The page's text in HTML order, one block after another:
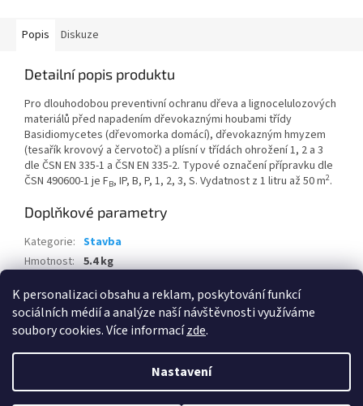
K personalizaci obsahu a reklam, poskytování funkcí
sociálních médií a analýze naší návštěvnosti využíváme
soubory cookies. Více informacízde.
Nastavení
Popis Diskuze
Detailní popis produktu
Pro dlouhodobou preventivní ochranu dřeva a lignocelulozových
materiálů před napadením dřevokaznými houbami třídy
Basidiomycetes (dřevomorka domácí), dřevokazným hmyzem
(tesařík krovový a červotoč) a plísní v třídách ohrožení 1, 2 a 3
dle ČSN EN 335-1 a ČSN EN 335-2. Typové označení přípravku dle
ČSN 490600-1 je FB, IP, B, P, 1, 2, 3, S. Vydatnost z 1 litru až 50 m2.
Doplňkové parametry
Kategorie: Stavba
Hmotnost: 5.4 kg